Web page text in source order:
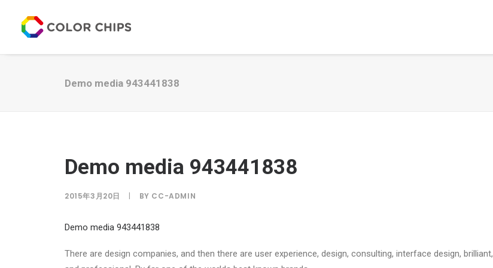
Demo media 943441838
Demo media 943441838
2015年3月20日 | BY CC-ADMIN
Demo media 943441838
There are design companies, and then there are user experience, design, consulting, interface design, brilliant,